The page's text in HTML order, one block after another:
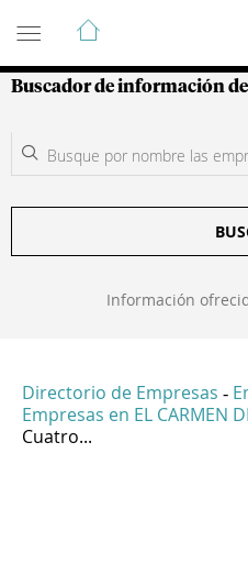
Guía de Empresas
Buscador de información
Información
Directorio de Empresas -
Empresas en EL CARMEN
Cuatro...